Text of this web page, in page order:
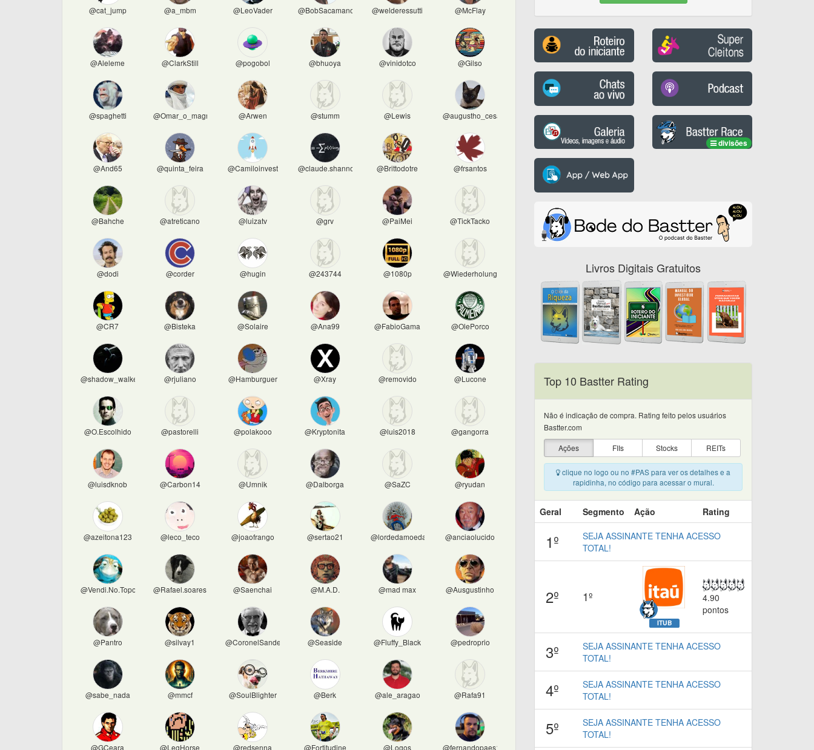
@cat_jump @a_mbm @LeoVader @BobSacamano @welderessutti @McFlay
@Aleleme @ClarkStill @pogobol @bhuoya @vinidotco @Gilso
@spaghetti @Omar_o_magnifico @Arwen @stumm @Lewis @augustho_cesar
@And65 @quinta_feira @Camiloinvest @claude.shannon @Brittodotre @frsantos
@Bahche @atreticano @luizatv @grv @PaiMei @TickTacko
@dodi @corder @hugin @243744 @1080p @Wiederholung
@CR7 @Bisteka @Solaire @Ana99 @FabioGama @OlePorco
@shadow_walker @rjuliano @Hamburguer @Xray @removido @Lucone
@O.Escolhido @pastorelli @polakooo @Kryptonita @luis2018 @gangorra
@luisdknob @Carbon14 @Umnik @Dalborga @SaZC @ryudan
@azeitona123 @leco_teco @joaofrango @sertao21 @lordedamoeda @anciaolucido
@Vendi.No.Topo @Rafael.soares @Saenchai @M.A.D. @mad max @Ausgustinho
@Pantro @silvay1 @CoronelSanders @Seaside @Fluffy_Black @pedroprio
@sabe_nada @mmcf @SoulBlighter @Berk @ale_aragao @Rafa91
@GCeara @LegHorse @redsenna @Fortitudine @Logos @fernandopaes1977
divisões
Livros Digitais Gratuitos
Top 10 Bastter Rating
Não é indicação de compra. Rating feito pelos usuários
Bastter.com
Ações
FIIs Stocks REITs
clique no logo ou no #PAS para ver os detalhes e a
rapidinha, no código para acessar o mural.
Geral Segmento Ação Rating
1º
SEJA ASSINANTE TENHA ACESSO
TOTAL!
2º 1º
ITUB
4.90
pontos
3º
SEJA ASSINANTE TENHA ACESSO
TOTAL!
4º
SEJA ASSINANTE TENHA ACESSO
TOTAL!
5º
SEJA ASSINANTE TENHA ACESSO
TOTAL!